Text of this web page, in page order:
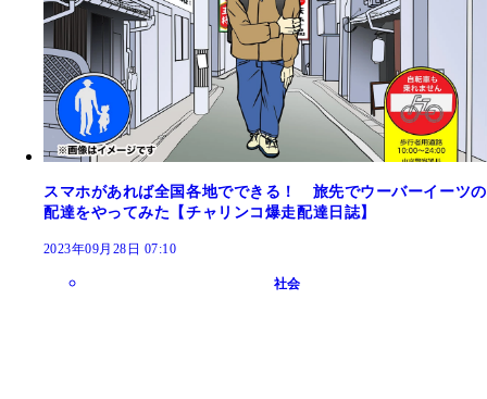
スマホがあれば全国各地でできる！ 旅先でウーバーイーツの
配達をやってみた【チャリンコ爆走配達日誌】
2023年09月28日 07:10
社会